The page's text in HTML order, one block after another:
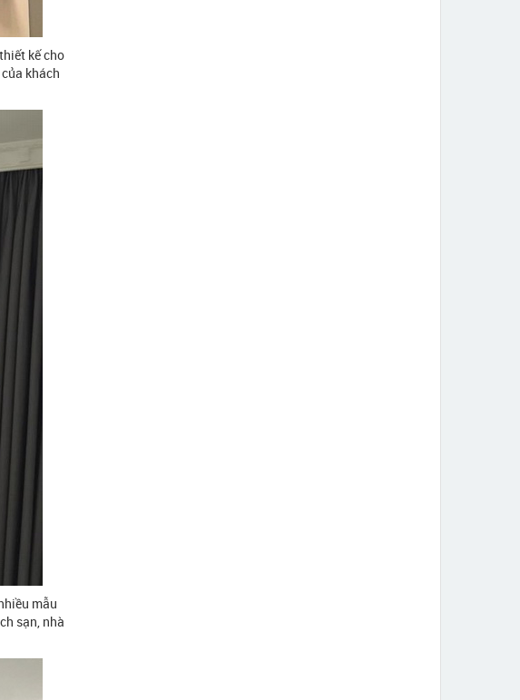
kế cho
khách
mẫu
sạn, nhà